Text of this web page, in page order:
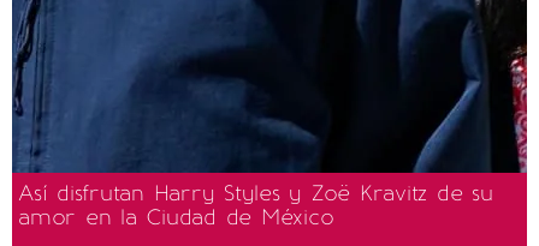
Así disfrutan Harry Styles y Zoë Kravitz de su
amor en la Ciudad de México